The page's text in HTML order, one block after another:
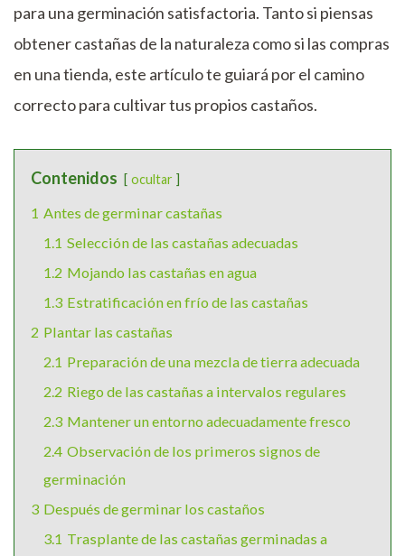
para una germinación satisfactoria. Tanto si piensas
obtener castañas de la naturaleza como si las compras
en una tienda, este artículo te guiará por el camino
correcto para cultivar tus propios castaños.
Contenidos ocultar
1 Antes de germinar castañas
1.1 Selección de las castañas adecuadas
1.2 Mojando las castañas en agua
1.3 Estratificación en frío de las castañas
2 Plantar las castañas
2.1 Preparación de una mezcla de tierra adecuada
2.2 Riego de las castañas a intervalos regulares
2.3 Mantener un entorno adecuadamente fresco
2.4 Observación de los primeros signos de
germinación
3 Después de germinar los castaños
3.1 Trasplante de las castañas germinadas a